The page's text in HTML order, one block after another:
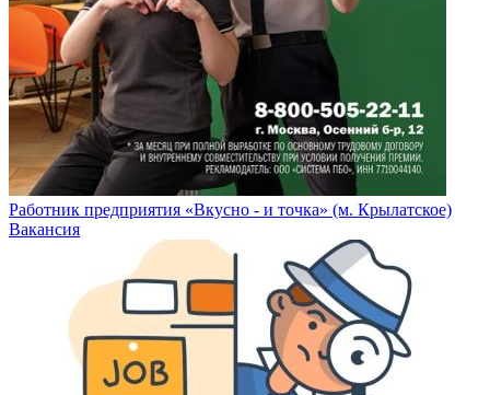
Работник предприятия «Вкусно - и точка» (м. Крылатское)
Вакансия